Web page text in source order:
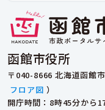
函館市役所
〒040-8666 北海道函館
フロア図 ）
開庁時間：8時45分か